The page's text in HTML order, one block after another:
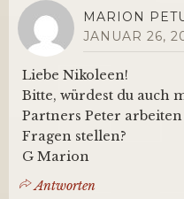
MARION
JANUAR 26,
Liebe Nikoleen!
Bitte, würdest du auch
Partners Peter
Fragen stellen?
G Marion
Antworten